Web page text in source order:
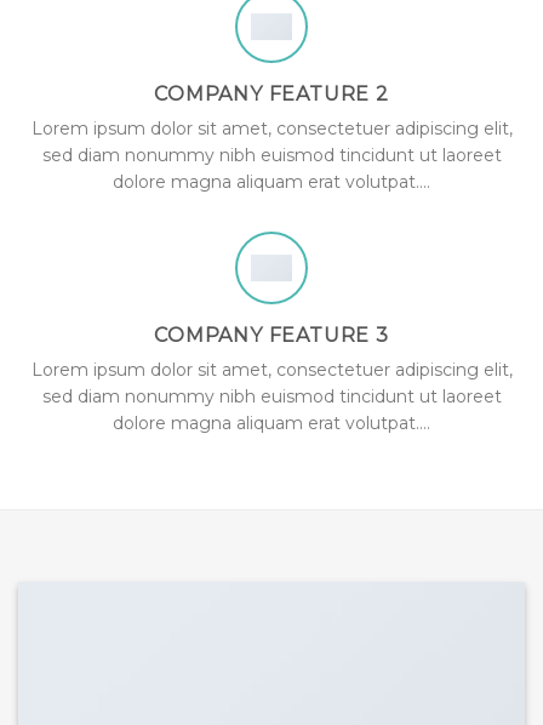
COMPANY FEATURE 2
Lorem ipsum dolor sit amet, consectetuer adipiscing elit,
sed diam nonummy nibh euismod tincidunt ut laoreet
dolore magna aliquam erat volutpat….
COMPANY FEATURE 3
Lorem ipsum dolor sit amet, consectetuer adipiscing elit,
sed diam nonummy nibh euismod tincidunt ut laoreet
dolore magna aliquam erat volutpat….